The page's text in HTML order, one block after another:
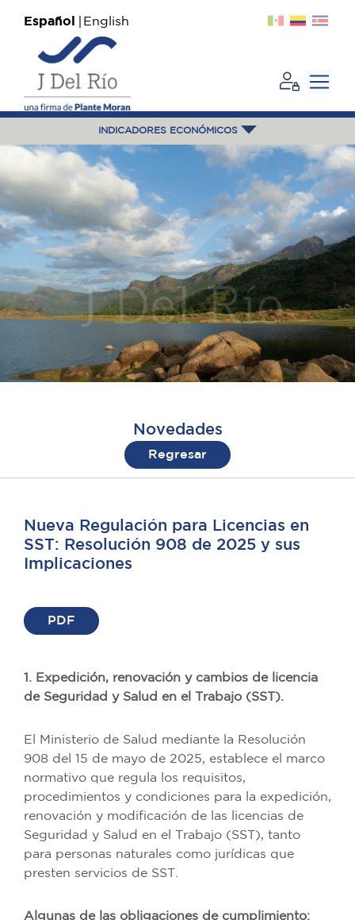
Español English
INDICADORES ECONÓMICOS
Novedades
Regresar
Nueva Regulación para Licencias en
SST: Resolución 908 de 2025 y sus
Implicaciones
PDF
1. Expedición, renovación y cambios de licencia
de Seguridad y Salud en el Trabajo (SST).
El Ministerio de Salud mediante la Resolución
908 del 15 de mayo de 2025, establece el marco
normativo que regula los requisitos,
procedimientos y condiciones para la expedición,
renovación y modificación de las licencias de
Seguridad y Salud en el Trabajo (SST), tanto
para personas naturales como jurídicas que
presten servicios de SST.
Algunas de las obligaciones de cumplimiento: